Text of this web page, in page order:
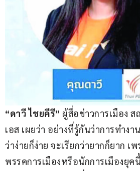
“ดาวี ไชยคีรี” ผู้สื่อข่าวการเมือง
เอส เผยว่า อย่างที่รู้กันว่าการทำง
ว่าง่ายก็ง่าย จะเรียกว่ายากก็ยาก เ
พรรคการเมืองหรือนักการเมืองยุค